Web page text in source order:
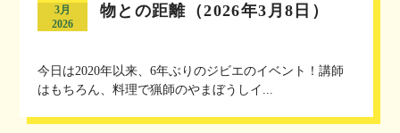
3月
2026
物との距離（2026年3月8日）
今日は2020年以来、6年ぶりのジビエのイベント！講師
はもちろん、料理で猟師のやまぼうしイ...